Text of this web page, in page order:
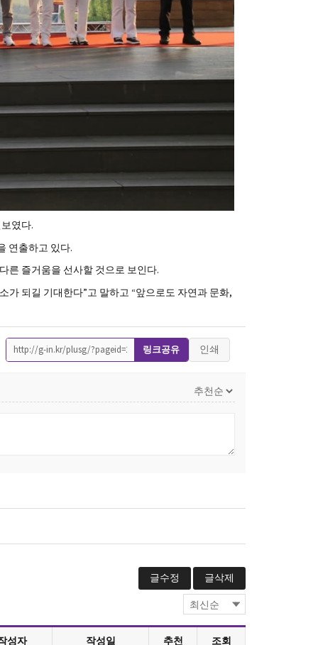
였다.
연출하고 있다.
른 즐거움을 선사할 것으로 보인다.
되길 기대한다”고 말하고 “앞으로도 자연과 문화,
링크공유 인쇄
글수정 글삭제
성자 작성일 추천 조회